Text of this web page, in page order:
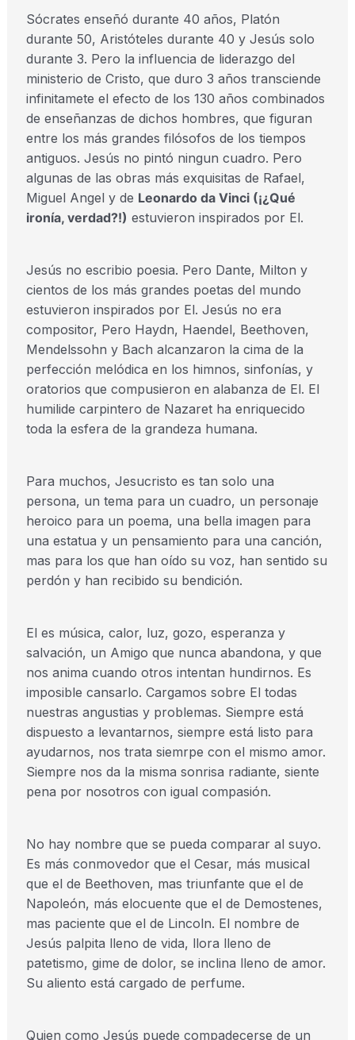
Sócrates enseñó durante 40 años, Platón
durante 50, Aristóteles durante 40 y Jesús solo
durante 3. Pero la influencia de liderazgo del
ministerio de Cristo, que duro 3 años transciende
infinitamete el efecto de los 130 años combinados
de enseñanzas de dichos hombres, que figuran
entre los más grandes filósofos de los tiempos
antiguos. Jesús no pintó ningun cuadro. Pero
algunas de las obras más exquisitas de Rafael,
Miguel Angel y de Leonardo da Vinci (¡¿Qué
ironía, verdad?!) estuvieron inspirados por El.
Jesús no escribio poesia. Pero Dante, Milton y
cientos de los más grandes poetas del mundo
estuvieron inspirados por El. Jesús no era
compositor, Pero Haydn, Haendel, Beethoven,
Mendelssohn y Bach alcanzaron la cima de la
perfección melódica en los himnos, sinfonías, y
oratorios que compusieron en alabanza de El. El
humilide carpintero de Nazaret ha enriquecido
toda la esfera de la grandeza humana.
Para muchos, Jesucristo es tan solo una
persona, un tema para un cuadro, un personaje
heroico para un poema, una bella imagen para
una estatua y un pensamiento para una canción,
mas para los que han oído su voz, han sentido su
perdón y han recibido su bendición.
El es música, calor, luz, gozo, esperanza y
salvación, un Amigo que nunca abandona, y que
nos anima cuando otros intentan hundirnos. Es
imposible cansarlo. Cargamos sobre El todas
nuestras angustias y problemas. Siempre está
dispuesto a levantarnos, siempre está listo para
ayudarnos, nos trata siemrpe con el mismo amor.
Siempre nos da la misma sonrisa radiante, siente
pena por nosotros con igual compasión.
No hay nombre que se pueda comparar al suyo.
Es más conmovedor que el Cesar, más musical
que el de Beethoven, mas triunfante que el de
Napoleón, más elocuente que el de Demostenes,
mas paciente que el de Lincoln. El nombre de
Jesús palpita lleno de vida, llora lleno de
patetismo, gime de dolor, se inclina lleno de amor.
Su aliento está cargado de perfume.
Quien como Jesús puede compadecerse de un